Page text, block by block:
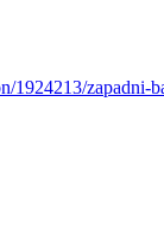
1924213/